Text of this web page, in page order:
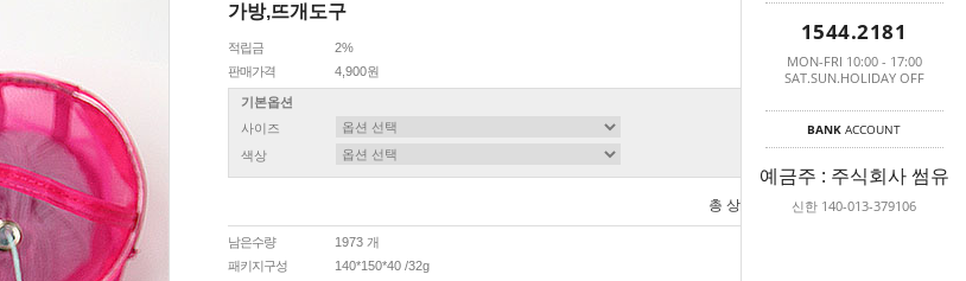
1544.2181
MON-FRI 10:00 - 17:00
SAT.SUN.HOLIDAY OFF
BANK ACCOUNT
예금주 : 주식회사 썸유
신한 140-013-379106
가방,뜨개도구
적립금
2%
판매가격
4,900원
기본옵션
사이즈
색상
총 상품 금액 0 원
남은수량
1973 개
패키지구성
140*150*40 /32g